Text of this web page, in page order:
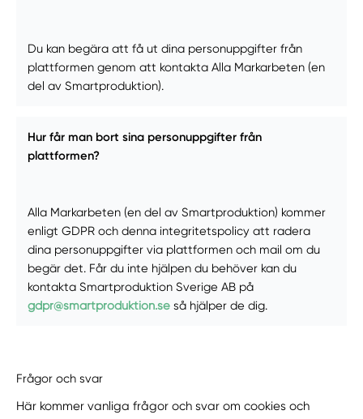
Du kan begära att få ut dina personuppgifter från
plattformen genom att kontakta Alla Markarbeten (en
del av Smartproduktion).
Hur får man bort sina personuppgifter från
plattformen?
Alla Markarbeten (en del av Smartproduktion) kommer
enligt GDPR och denna integritetspolicy att radera
dina personuppgifter via plattformen och mail om du
begär det. Får du inte hjälpen du behöver kan du
kontakta Smartproduktion Sverige AB på
gdpr@smartproduktion.seså hjälper de dig.
Frågor och svar
Här kommer vanliga frågor och svar om cookies och